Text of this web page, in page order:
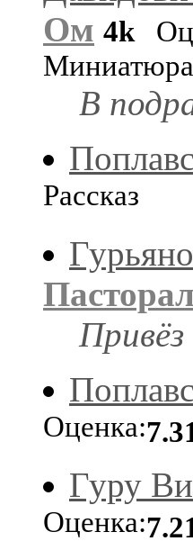
Ом 4k
Миниатюра
В
Рассказ
Оценка:
Гуру
Оценка: